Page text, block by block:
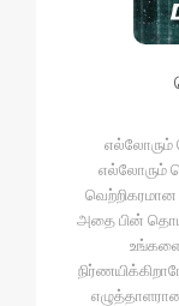
எல்லோரும்
எல்லோரும்
அதை பின்